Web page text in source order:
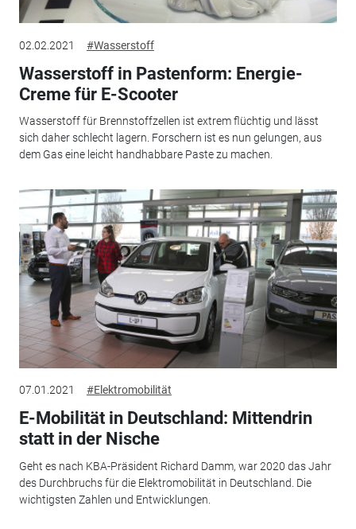
02.02.2021 #Wasserstoff
Wasserstoff in Pastenform: Energie-
Creme für E-Scooter
Wasserstoff für Brennstoffzellen ist extrem flüchtig und lässt
sich daher schlecht lagern. Forschern ist es nun gelungen, aus
dem Gas eine leicht handhabbare Paste zu machen.
07.01.2021 #Elektromobilität
E-Mobilität in Deutschland: Mittendrin
statt in der Nische
Geht es nach KBA-Präsident Richard Damm, war 2020 das Jahr
des Durchbruchs für die Elektromobilität in Deutschland. Die
wichtigsten Zahlen und Entwicklungen.